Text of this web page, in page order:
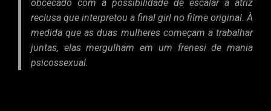
obcecado com a possibilidade de escalar a atriz
reclusa que interpretou a final girl no filme original. À
medida que as duas mulheres começam a trabalhar
juntas, elas mergulham em um frenesi de mania
psicossexual.